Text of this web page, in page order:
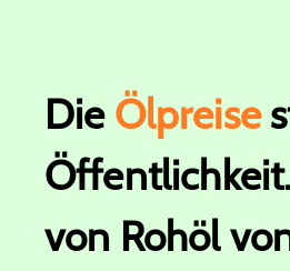
Die Ölpreise
von Rohöl